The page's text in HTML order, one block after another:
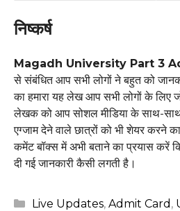
निष्कर्ष
Magadh University Part 3
से संबंधित आप सभी लोगों ने बहुत को
का हमारा यह लेख आप सभी लोगों के लिए
लेखक को आप सोशल मीडिया के साथ-साथ
एग्जाम देने वाले छात्रों को भी शेयर करने
कमेंट बॉक्स में अभी बताने का प्रयास करें कि
दी गई जानकारी कैसी लगती है।
Categories
Live Updates, Admit Card ,